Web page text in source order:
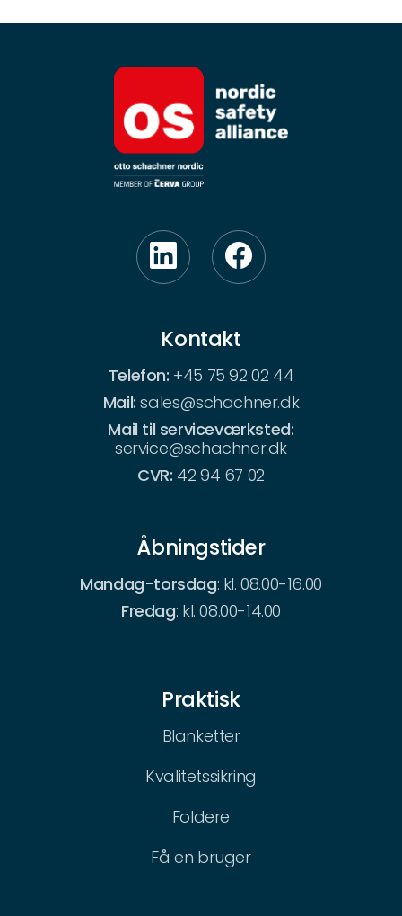
Kontakt
Telefon: +45 75 92 02 44
Mail:sales@schachner.dk
Mail til serviceværksted:
service@schachner.dk
CVR: 42 94 67 02
Åbningstider
Mandag-torsdag: kl. 08.00-16.00
Fredag: kl. 08.00-14.00
Praktisk
Blanketter
Kvalitetssikring
Foldere
Få en bruger